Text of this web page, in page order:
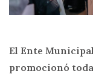
El Ente
promocionó